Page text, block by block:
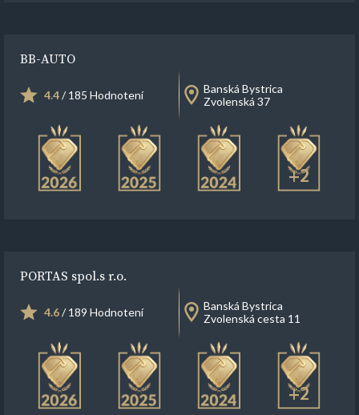
BB-AUTO
4.4/ 185 Hodnotení
Banská Bystrica
Zvolenská 37
+2
PORTAS spol.s r.o.
4.6/ 189 Hodnotení
Banská Bystrica
Zvolenská cesta 11
+2